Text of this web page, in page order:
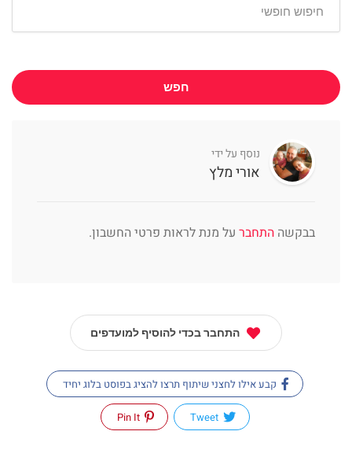
חפש
נוסף על ידי
אורי מלץ
בבקשה התחבר על מנת לראות פרטי החשבון.
התחבר בכדי להוסיף למועדפים
קבע אילו לחצני שיתוף תרצו להציג בפוסט בלוג יחיד
Tweet
Pin It